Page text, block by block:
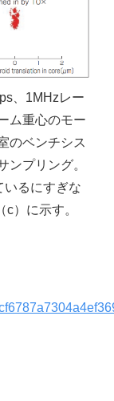
、1MHzレー
ム重心のモー
のベンチシス
ンプリング。
いるにすぎな
）に示す。